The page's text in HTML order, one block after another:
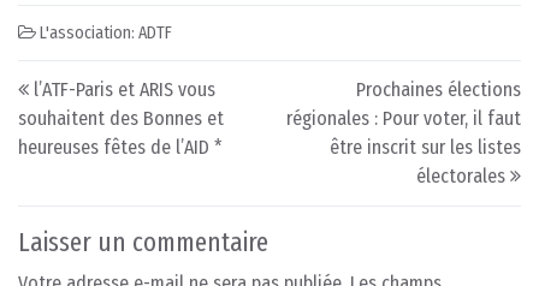
L'association: ADTF
Post navigation
l’ATF-Paris et ARIS vous
souhaitent des Bonnes et
heureuses fêtes de l’AID *
Prochaines élections
régionales : Pour voter, il faut
être inscrit sur les listes
électorales
Laisser un commentaire